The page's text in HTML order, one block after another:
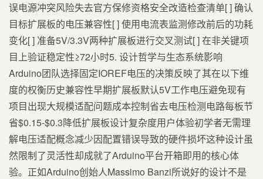
误电源冲突风险失去官方保修资格安全改造检查清单[ ] 确认
目标扩展板的电压兼容性[ ] 使用电流表监测修改前后的功耗
变化[ ] 准备5V/3.3V两种扩展板进行交叉测试[ ] 在非关键项
目上验证稳定性≥72小时5. 设计哲学与生态系统影响
Arduino团队选择固定IOREF电压的决策反映了其在以下维
度的权衡历史兼容性早期扩展板默认5V工作电压避免现有
项目出现大规模适配问题成本控制省去电压检测电路每板节
省$0.15-$0.3降低扩展板设计复杂度用户体验初学者无需理
解电压适配概念减少因配置错误导致的硬件损坏这种设计虽
然限制了灵活性却成就了Arduino平台开箱即用的核心体
验。正如Arduino创始人Massimo Banzi所说好的设计不是